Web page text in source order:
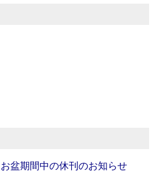
盆期間中の休刊のお知らせ